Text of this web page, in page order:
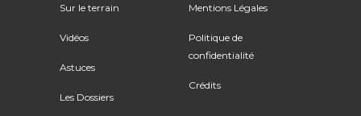
Sur le terrain
Vidéos
Astuces
Les Dossiers
Mentions Légales
Politique de
confidentialité
Crédits